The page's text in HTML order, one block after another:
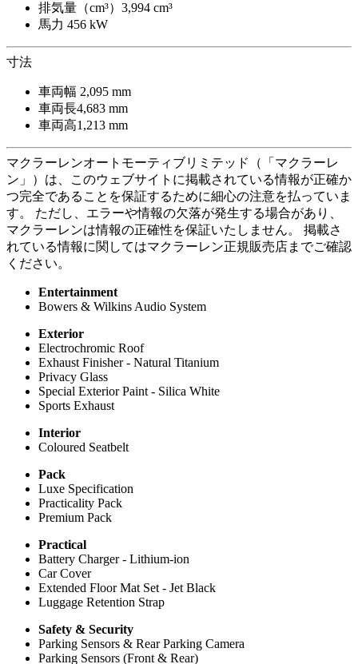
排気量（cm³） 3,994 cm³
馬力 456 kW
寸法
車両幅 2,095 mm
車両長4,683 mm
車両高1,213 mm
マクラーレンオートモーティブリミテッド（「マクラーレ
ン」）は、このウェブサイトに掲載されている情報が正確か
つ完全であることを保証するために細心の注意を払っていま
す。 ただし、エラーや情報の欠落が発生する場合があり、
マクラーレンは情報の正確性を保証いたしません。 掲載さ
れている情報に関してはマクラーレン正規販売店までご確認
ください。
Entertainment
Bowers & Wilkins Audio System
Exterior
Electrochromic Roof
Exhaust Finisher - Natural Titanium
Privacy Glass
Special Exterior Paint - Silica White
Sports Exhaust
Interior
Coloured Seatbelt
Pack
Luxe Specification
Practicality Pack
Premium Pack
Practical
Battery Charger - Lithium-ion
Car Cover
Extended Floor Mat Set - Jet Black
Luggage Retention Strap
Safety & Security
Parking Sensors & Rear Parking Camera
Parking Sensors (Front & Rear)